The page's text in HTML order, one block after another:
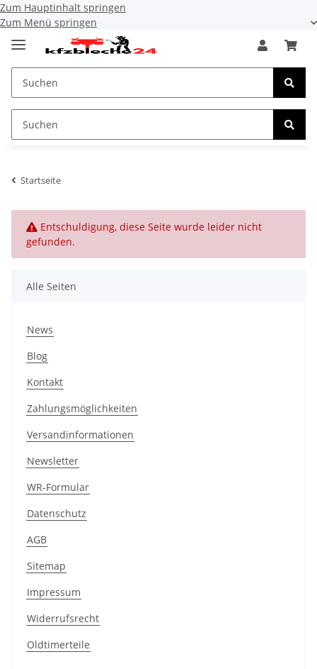
Zum Hauptinhalt springen
Zum Menü springen
Startseite
x
Entschuldigung, diese Seite wurde leider nicht
gefunden.
Alle Seiten
News
Blog
Kontakt
Zahlungsmöglichkeiten
Versandinformationen
Newsletter
WR-Formular
Datenschutz
AGB
Sitemap
Impressum
Widerrufsrecht
Oldtimerteile